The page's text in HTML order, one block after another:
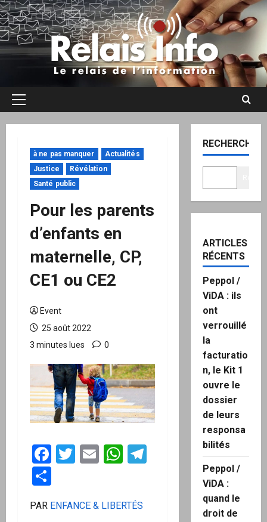
Aller
au
contenu
Menu
à ne pas manquer
Actualités
Justice
Révélation
Santé public
Pour les parents
d’enfants en
maternelle, CP,
CE1 ou CE2
Event
25 août 2022
3 minutes lues
0
Facebook
Twitter
EmailWhatsApp
Telegram
PAR ENFANCE & LIBERTÉS
RECHERCHER
ARTICLES
RÉCENTS
Peppol /
ViDA : ils
ont
verrouillé
la
facturatio
n, le Kit 1
ouvre le
dossier
de leurs
responsa
bilités
Peppol /
ViDA :
quand le
droit de